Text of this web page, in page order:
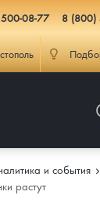
08-77 8 (800)
и события
растут